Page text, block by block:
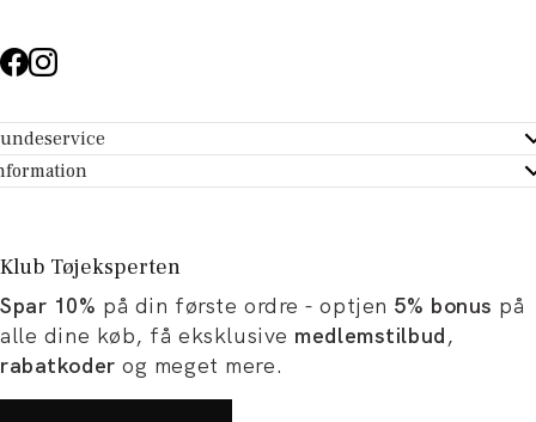
- Hjælpecenter
dit køb
Tøjeksperten
og artikler
og karriere
Klub Tøjeksperten
Spar 10% på din første ordre - optjen 5% bonus på
alle dine køb, få eksklusive medlemstilbud,
rabatkoder og meget mere.